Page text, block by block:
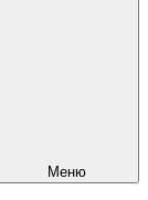
Меню